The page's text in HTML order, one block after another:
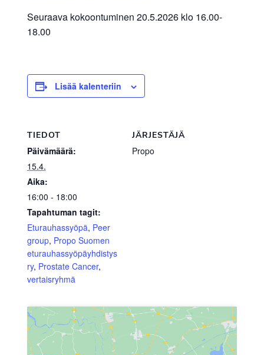
Seuraava kokoontuminen 20.5.2026 klo 16.00-
18.00
Lisää kalenteriin
TIEDOT
Päivämäärä:
15.4.
Aika:
16:00 - 18:00
Tapahtuman tagit:
Eturauhassyöpä, Peer
group, Propo Suomen
eturauhassyöpäyhdistys
ry, Prostate Cancer,
vertaisryhmä
JÄRJESTÄJÄ
Propo